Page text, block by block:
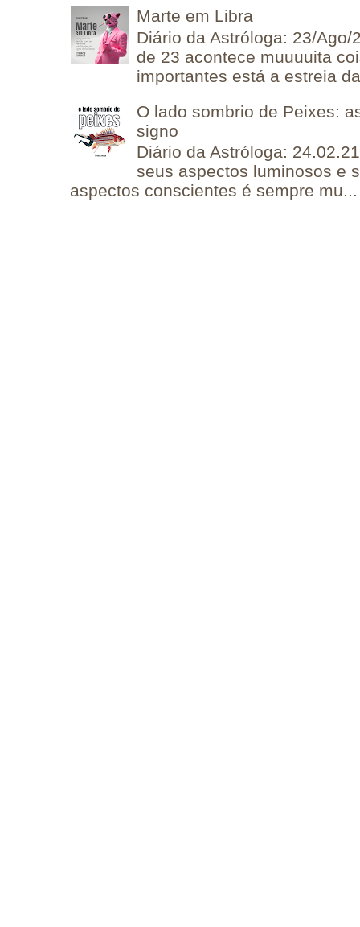
Marte em Libra
Diário da Astróloga: 23/
de 23 acontece muuuuita
importantes está a estreia
O lado sombrio de Peixes:
signo
Diário da Astróloga:
seus aspectos luminosos e
aspectos conscientes é sempre mu...